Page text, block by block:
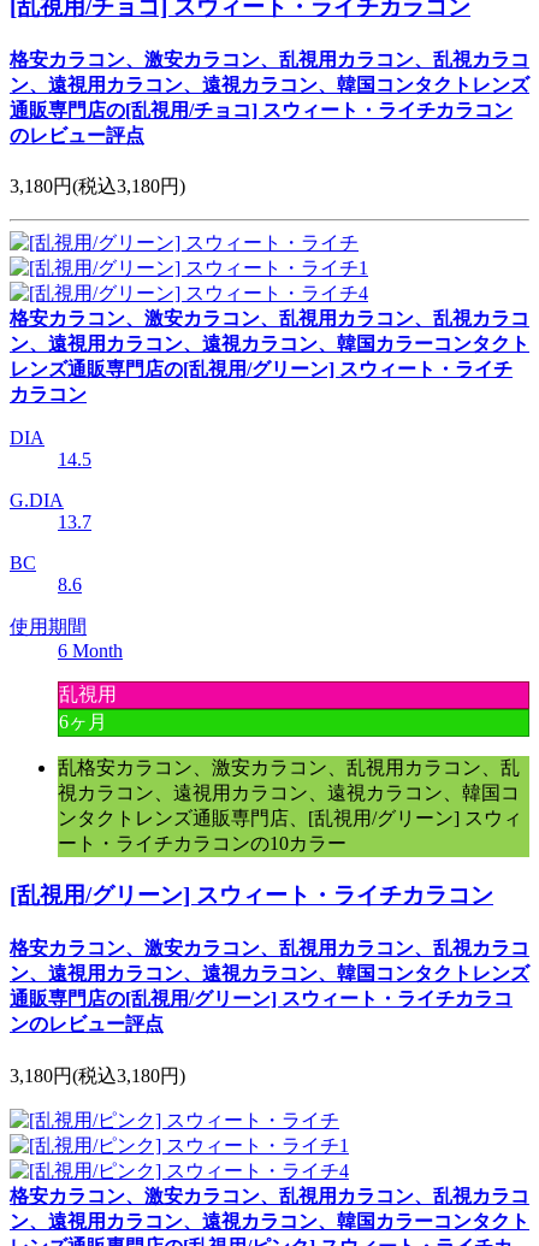
[乱視用/チョコ] スウィート・ライチカラコン
格安カラコン、激安カラコン、乱視用カラコン、乱視カラコ
ン、遠視用カラコン、遠視カラコン、韓国コンタクトレンズ
通販専門店の[乱視用/チョコ] スウィート・ライチカラコン
のレビュー評点
3,180円(税込3,180円)
格安カラコン、激安カラコン、乱視用カラコン、乱視カラコ
ン、遠視用カラコン、遠視カラコン、韓国カラーコンタクト
レンズ通販専門店の[乱視用/グリーン] スウィート・ライチ
カラコン
DIA
14.5
G.DIA
13.7
BC
8.6
使用期間
6 Month
乱視用
6ヶ月
乱格安カラコン、激安カラコン、乱視用カラコン、乱
視カラコン、遠視用カラコン、遠視カラコン、韓国コ
ンタクトレンズ通販専門店、[乱視用/グリーン] スウィ
ート・ライチカラコンの10カラー
[乱視用/グリーン] スウィート・ライチカラコン
格安カラコン、激安カラコン、乱視用カラコン、乱視カラコ
ン、遠視用カラコン、遠視カラコン、韓国コンタクトレンズ
通販専門店の[乱視用/グリーン] スウィート・ライチカラコ
ンのレビュー評点
3,180円(税込3,180円)
格安カラコン、激安カラコン、乱視用カラコン、乱視カラコ
ン、遠視用カラコン、遠視カラコン、韓国カラーコンタクト